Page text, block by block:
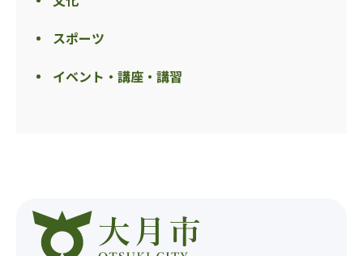
スポーツ
イベント・講座・講習